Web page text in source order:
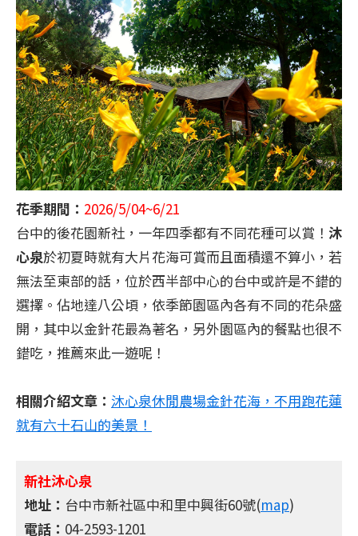
花季期間： 2026/5/04~6/21
台中的後花園新社，一年四季都有不同花種可以賞！ 沐
心泉於初夏時就有大片花海可賞而且面積還不算小，若
無法至東部的話，位於西半部中心的台中或許是不錯的
選擇。佔地達八公頃，依季節園區內各有不同的花朵盛
開，其中以金針花最為著名，另外園區內的餐點也很不
錯吃，推薦來此一遊呢！
相關介紹文章： 沐心泉休閒農場金針花海，不用跑花蓮
就有六十石山的美景！
新社沐心泉
地址： 台中市新社區中和里中興街60號(map)
電話： 04-2593-1201